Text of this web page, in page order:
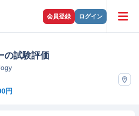
会員登録 ログイン
の試験評価
円